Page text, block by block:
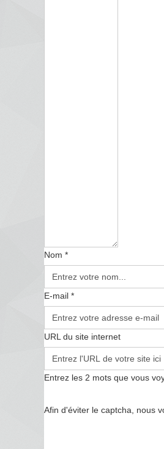
Nom *
E-mail *
URL du site internet
Entrez les 2 mots que vous
Afin d'éviter le captcha, nous